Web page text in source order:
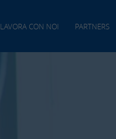
LAVORA CON NOI PARTNERS